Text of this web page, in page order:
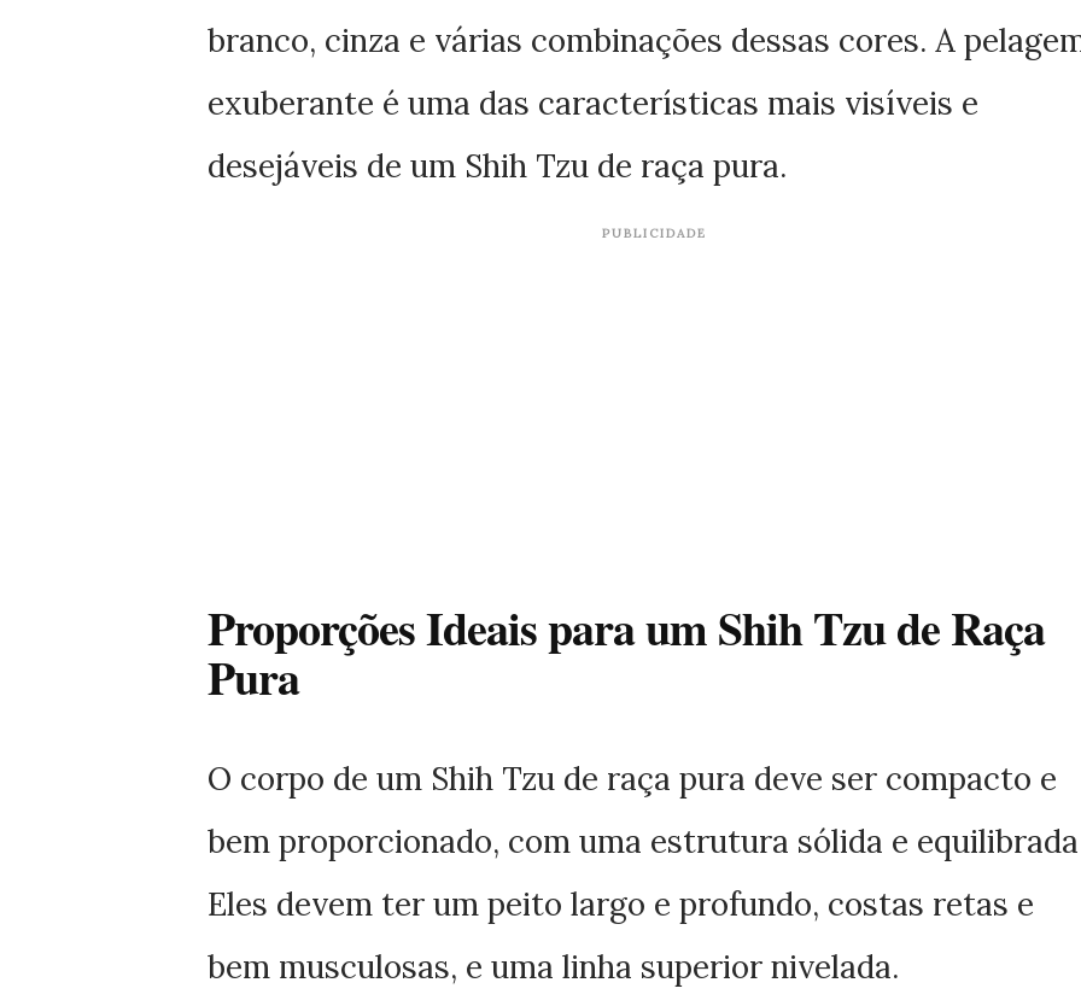
branco, cinza e várias combinações dessas cores. A
exuberante é uma das características mais visíveis e
desejáveis de um Shih Tzu de raça pura.
PUBLICIDADE
Proporções Ideais para um Shih Tzu de Raça
Pura
O corpo de um Shih Tzu de raça pura deve ser compacto e
bem proporcionado, com uma estrutura sólida e
Eles devem ter um peito largo e profundo, costas retas e
bem musculosas, e uma linha superior nivelada.